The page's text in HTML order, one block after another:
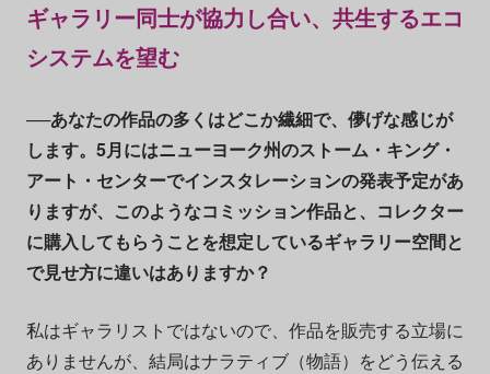
ギャラリー同士が協力し合い、共生するエコ
システムを望む
──あなたの作品の多くはどこか繊細で、儚げな感じが
します。5月にはニューヨーク州のストーム・キング・
アート・センターでインスタレーションの発表予定があ
りますが、このようなコミッション作品と、コレクター
に購入してもらうことを想定しているギャラリー空間と
で見せ方に違いはありますか？
私はギャラリストではないので、作品を販売する立場に
ありませんが、結局はナラティブ（物語）をどう伝える